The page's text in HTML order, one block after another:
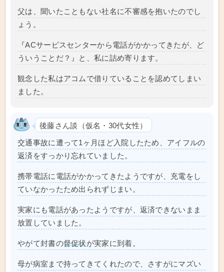
父は、聞いたこともない社名に不審感を抱いたのでし
ょう。
『ACサービスセンターから電話がかかってきたが、ど
ういうことだ？』と、私に詰め寄ります。
観念した私はアコムで借りていることを認めてしまい
ました。
後藤さん談（仮名・30代女性）
交通事故に遭って1ヶ月ほど入院したため、アイフルの
返済をすっかり忘れていました。
携帯電話に電話がかかってきたようですが、充電をし
ていなかったため出られずじまい。
実家にも電話があったようですが、返済できないまま
放置していました。
やがて封書の督促状が実家に到着。
母が病室まで持ってきてくれたので、さすがにマズい